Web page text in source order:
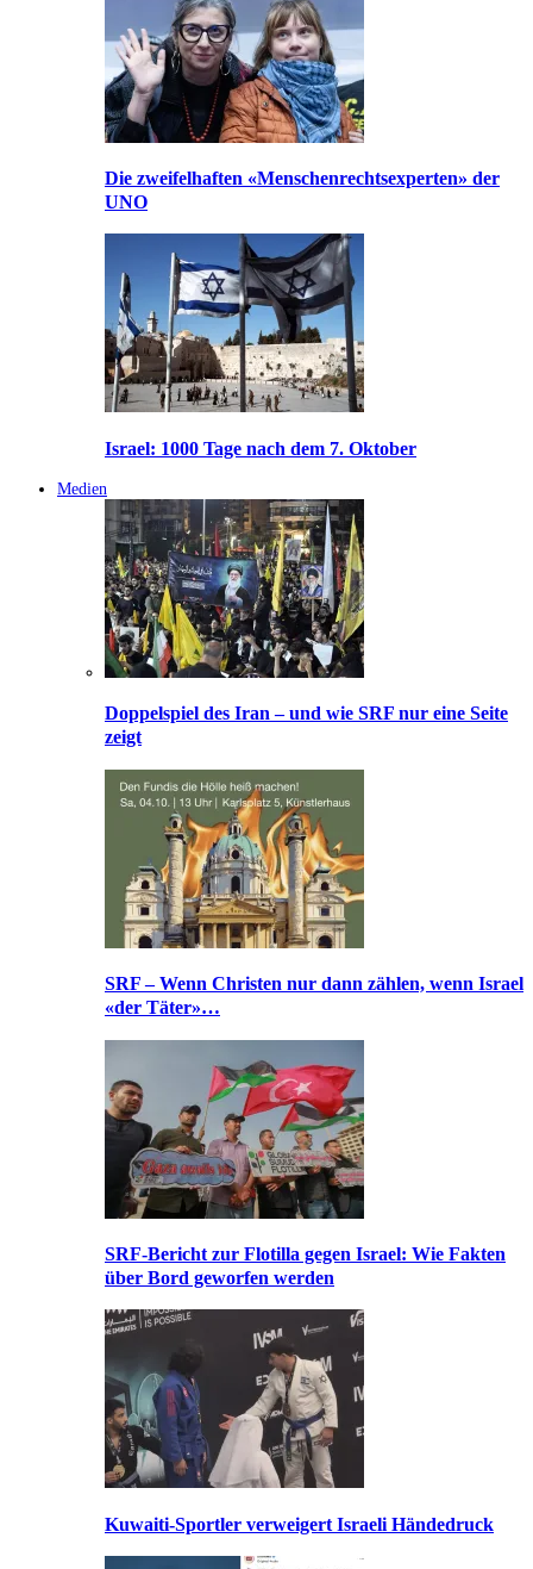
Die zweifelhaften «Menschenrechtsexperten» der
UNO
Israel: 1000 Tage nach dem 7. Oktober
Medien
Doppelspiel des Iran – und wie SRF nur eine Seite
zeigt
SRF – Wenn Christen nur dann zählen, wenn Israel
«der Täter»…
SRF-Bericht zur Flotilla gegen Israel: Wie Fakten
über Bord geworfen werden
Kuwaiti-Sportler verweigert Israeli Händedruck